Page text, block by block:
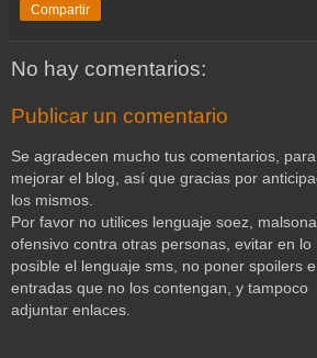
Compartir
No hay comentarios:
Publicar un comentario
Se agradecen mucho tus comentarios, para
mejorar el blog, así que gracias por
los mismos.
Por favor no utilices lenguaje soez,
ofensivo contra otras personas, evitar en lo
posible el lenguaje sms, no poner spoilers
entradas que no los contengan, y tampoco
adjuntar enlaces.